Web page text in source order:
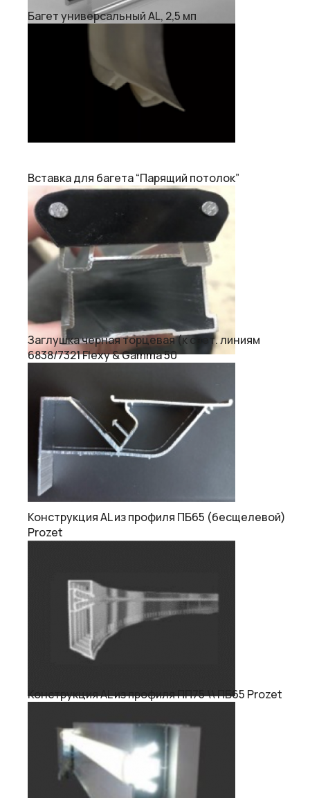
Багет универсальный AL, 2,5 мп
Вставка для багета “Парящий потолок”
Заглушка черная торцевая (к свет. линиям
6838/7321 Flexy & Gamma 50
Конструкция AL из профиля ПБ65 (бесщелевой)
Prozet
Конструкция AL из профиля ПП75 \\ ПБ65 Prozet